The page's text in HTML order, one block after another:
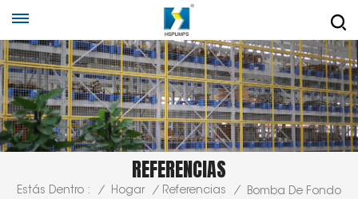
REFERENCIAS
Estás Dentro : / Hogar / Referencias /
Bomba De Fondo